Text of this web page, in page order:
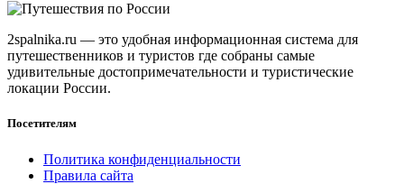
2spalnika.ru — это удобная информационная система для
путешественников и туристов где собраны самые
удивительные достопримечательности и туристические
локации России.
Посетителям
Политика конфиденциальности
Правила сайта